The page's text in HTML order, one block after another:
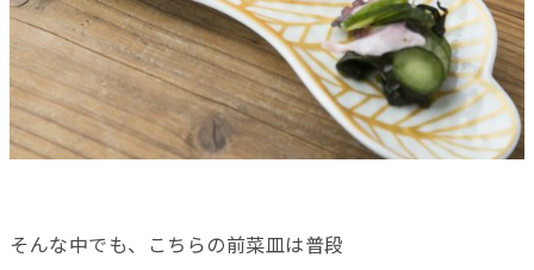
そんな中でも、こちらの前菜皿は普段